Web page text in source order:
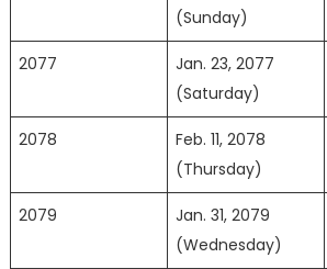
(Sunday)
2077
Jan. 23, 2077
(Saturday)
2078
Feb. 11, 2078
(Thursday)
2079
Jan. 31, 2079
(Wednesday)